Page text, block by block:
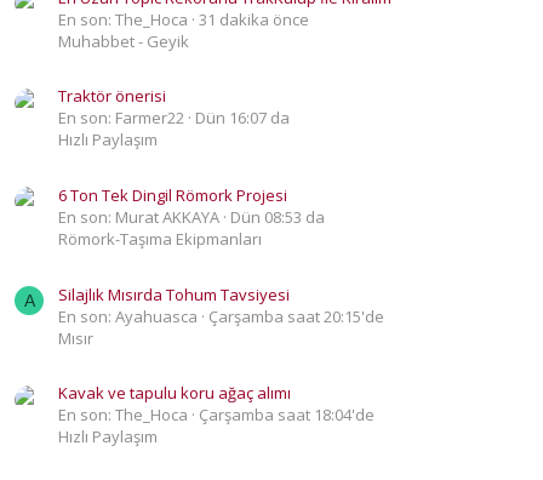
En son: The_Hoca 31 dakika önce
Muhabbet - Geyik
Traktör önerisi
En son: Farmer22 Dün 16:07 da
Hızlı Paylaşım
6 Ton Tek Dingil Römork Projesi
En son: Murat AKKAYA Dün 08:53 da
Römork-Taşıma Ekipmanları
A
Silajlık Mısırda Tohum Tavsiyesi
En son: Ayahuasca
Çarşamba saat 20:15'de
Mısır
Kavak ve tapulu koru ağaç alımı
En son: The_Hoca
Çarşamba saat 18:04'de
Hızlı Paylaşım